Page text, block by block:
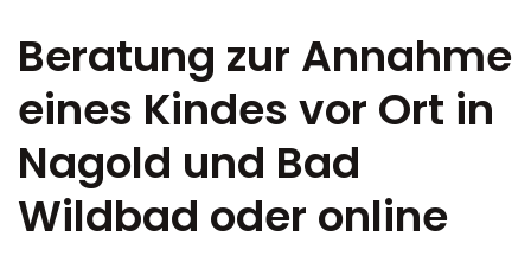
Beratung zur Annahme
eines Kindes vor Ort in
Nagold und Bad
Wildbad oder online